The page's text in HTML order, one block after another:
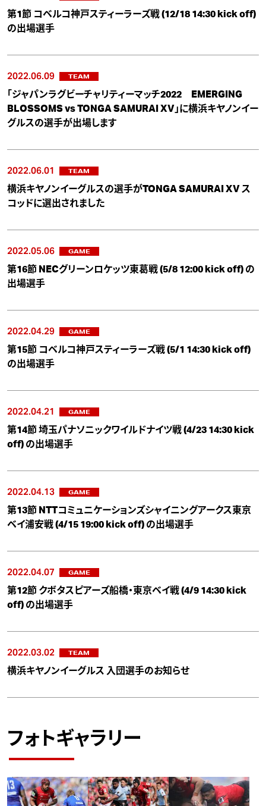
第1節 コベルコ神戸スティーラーズ戦 (12/18 14:30 kick off)
の出場選手
2022.06.09 TEAM
「ジャパンラグビーチャリティーマッチ2022 EMERGING
BLOSSOMS vs TONGA SAMURAI XV」に横浜キヤノンイー
グルスの選手が出場します
2022.06.01 TEAM
横浜キヤノンイーグルスの選手がTONGA SAMURAI XV ス
コッドに選出されました
2022.05.06 GAME
第16節 NECグリーンロケッツ東葛戦 (5/8 12:00 kick off) の
出場選手
2022.04.29 GAME
第15節 コベルコ神戸スティーラーズ戦 (5/1 14:30 kick off)
の出場選手
2022.04.21 GAME
第14節 埼玉パナソニックワイルドナイツ戦 (4/23 14:30 kick
off) の出場選手
2022.04.13 GAME
第13節 NTTコミュニケーションズシャイニングアークス東京
ベイ浦安戦 (4/15 19:00 kick off) の出場選手
2022.04.07 GAME
第12節 クボタスピアーズ船橋・東京ベイ戦 (4/9 14:30 kick
off) の出場選手
2022.03.02 TEAM
横浜キヤノンイーグルス 入団選手のお知らせ
フォトギャラリー